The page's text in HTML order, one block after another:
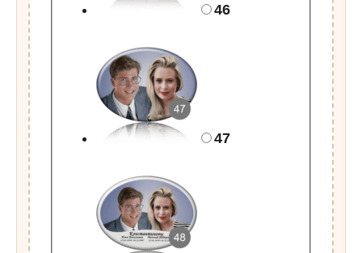
46
47